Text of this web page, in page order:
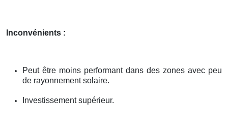
Inconvénients :
Peut être moins performant dans des zones avec peu
de rayonnement solaire.
Investissement supérieur.